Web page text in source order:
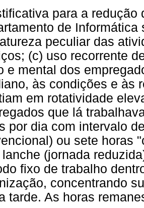
para a redução
de
peculiar das
(c) uso recorrente
e mental dos
às condições e às
em rotatividade
que lá
por dia com intervalo
ou sete horas
lanche (jornada
fixo de trabalho
concentrando
tarde. As horas